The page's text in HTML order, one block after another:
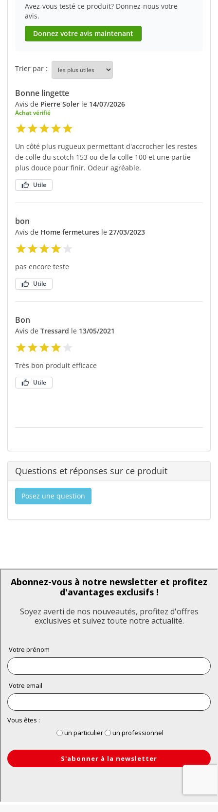
Avez-vous testé ce produit? Donnez-nous votre
avis.
Donnez votre avis maintenant
Trier par :
Bonne lingette
Avis de Pierre Soler le 14/07/2026
Achat vérifié
Un côté plus rugueux permettant d'accrocher les restes
de colle du scotch 153 ou de la colle 100 et une partie
plus douce pour finir. Odeur agréable.
Utile
bon
Avis de Home fermetures le 27/03/2023
pas encore teste
Utile
Bon
Avis de Tressard le 13/05/2021
Très bon produit efficace
Utile
Questions et réponses sur ce produit
Posez une question